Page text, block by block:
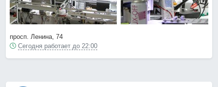
просп. Ленина, 74
Сегодня работает до 22:00